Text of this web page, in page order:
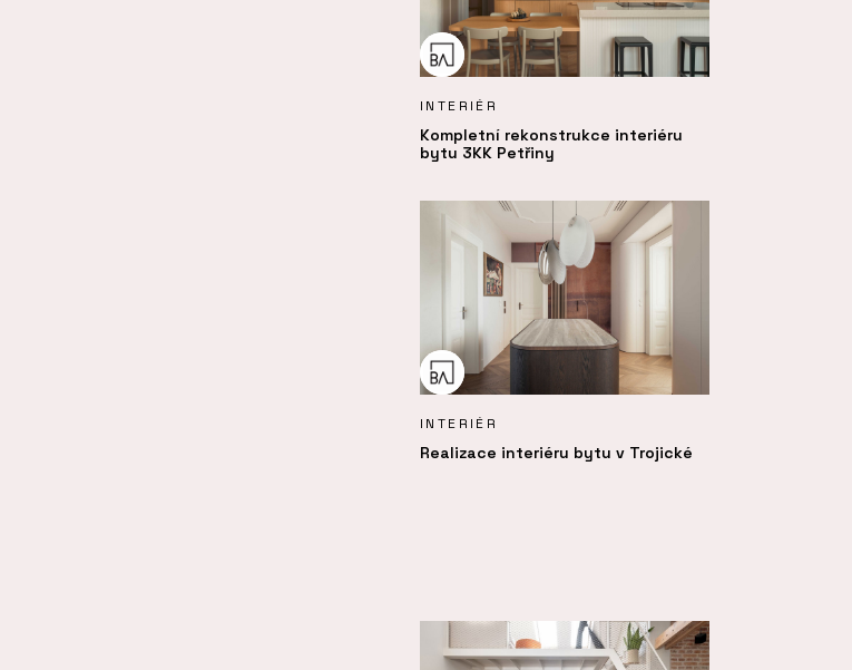
INTERIÉR
Kompletní rekonstrukce interiéru
bytu 3KK Petřiny
INTERIÉR
Realizace interiéru bytu v Trojické